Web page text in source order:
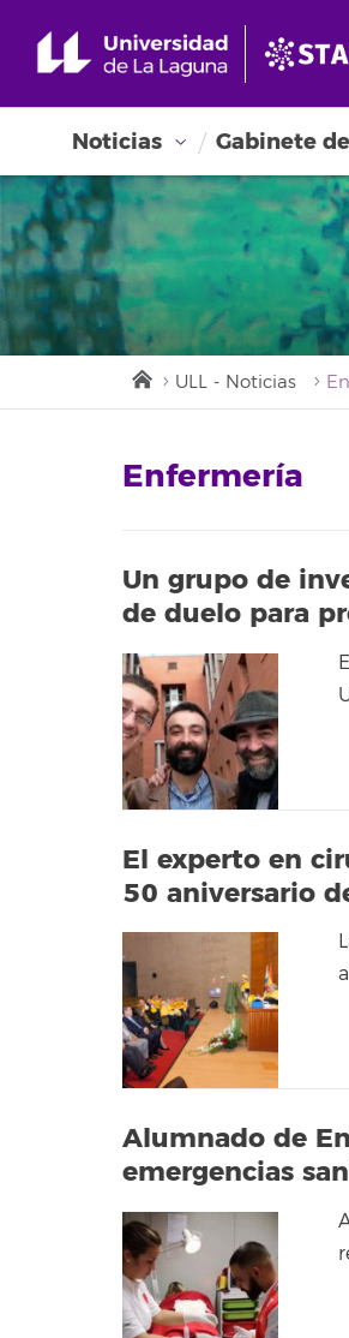
Noticias Gabinete
ULL - Noticias
Enfermería
Un grupo de
de duelo para
El experto en
50 aniversario
Alumnado de
emergencias